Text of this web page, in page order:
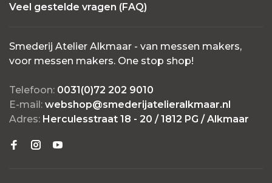
Veel gestelde vragen (FAQ)
Smederij Atelier Alkmaar - van messen makers,
voor messen makers. One stop shop!
Telefoon: 0031(0)72 202 9010
E-mail: webshop@smederijatelieralkmaar.nl
Adres: Herculesstraat 18 - 20 / 1812 PG / Alkmaar